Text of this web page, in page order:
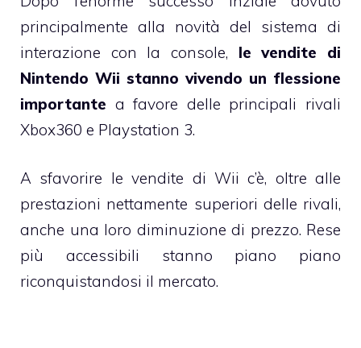
principalmente alla novità del sistema di
interazione con la console, le vendite di
Nintendo Wii stanno vivendo un flessione
importante a favore delle principali rivali
Xbox360 e Playstation 3.
A sfavorire le vendite di Wii c’è, oltre alle
prestazioni nettamente superiori delle rivali,
anche una loro diminuzione di prezzo. Rese
più accessibili stanno piano piano
riconquistandosi il mercato.